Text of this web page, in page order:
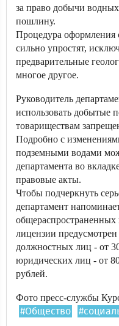
за право добычи водных
пошлину.
Процедура оформления
сильно упростят,
предварительные
многое другое.
Руководитель
использовать добытые
товариществам
Подробно с
подземными водами
департамента во
правовые акты.
Чтобы подчеркнуть
департамент
лицензии
должностных лиц - от
юридических лиц - от
рублей.
Фото пресс-службы
#Общество